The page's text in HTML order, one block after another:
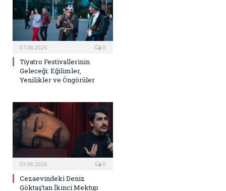
07.08.2026 0
Tiyatro Festivallerinin
Geleceği: Eğilimler,
Yenilikler ve Öngörüler
03.08.2026 0
Cezaevindeki Deniz
Göktaş’tan İkinci Mektup